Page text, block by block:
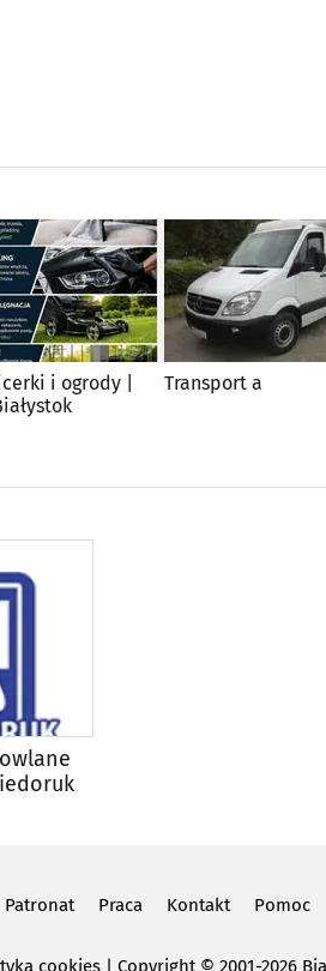
i ogrody |
Transport a
Patronat Praca Kontakt Pomoc
cookies Copyright © 2001-2026